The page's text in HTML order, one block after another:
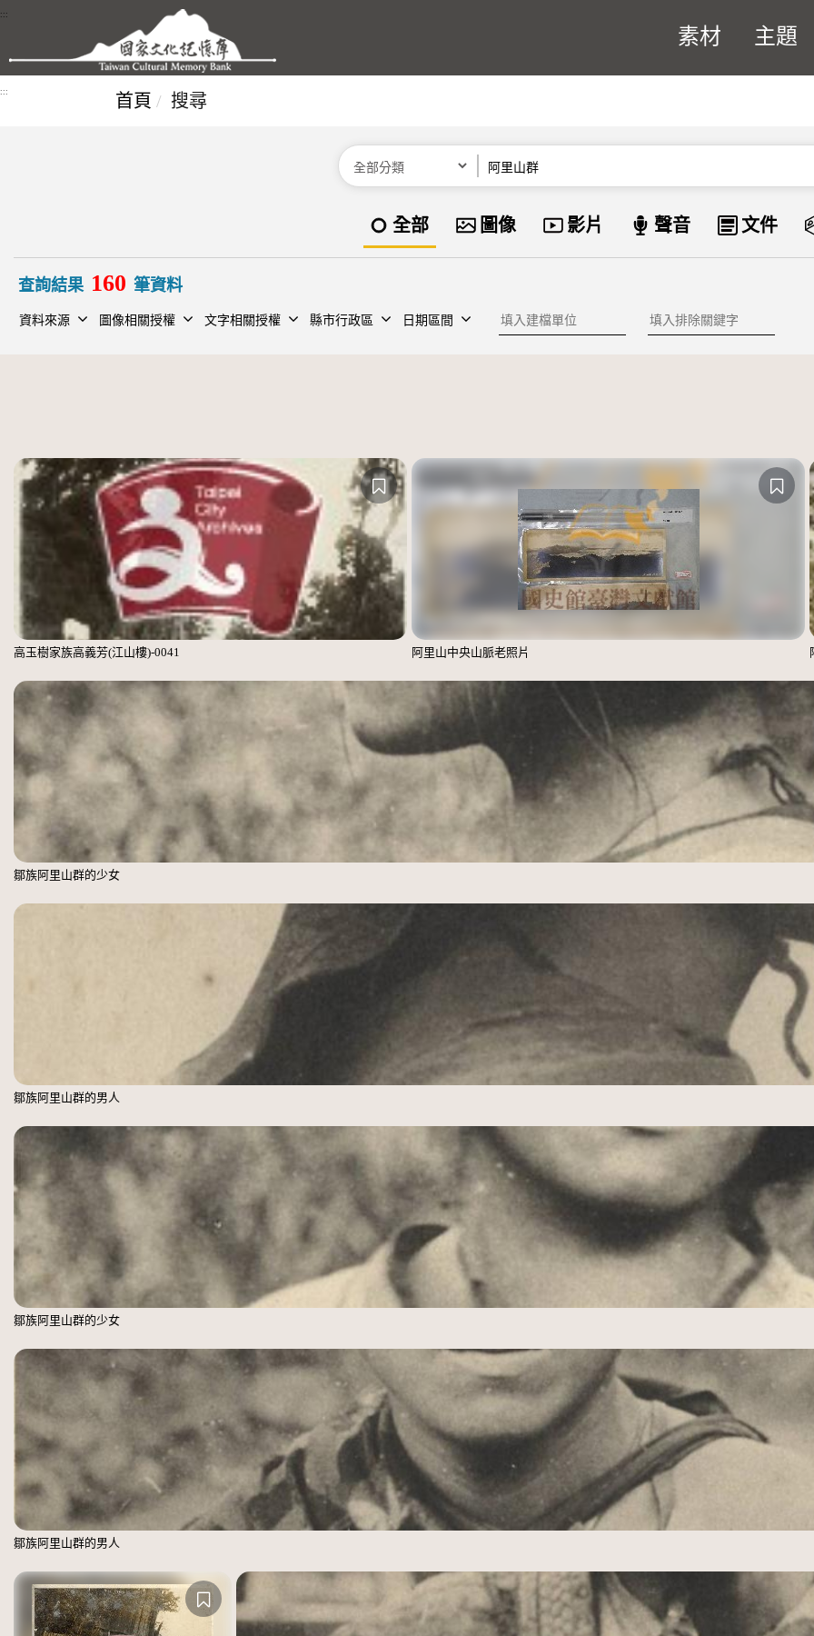
跳到主要內容區塊
:::
素材 主題
::: 首頁 搜尋
分類
資料類型
全部 圖像 影片 聲音 文件
查詢結果 160 筆資料
資料來源 圖像相關授權 文字相關授權 縣市行政區 日期區間 建檔單位 排除關鍵字
高玉樹家族高義芳(江山樓)-0041 阿里山中央山脈老照片
鄒族阿里山群的少女
鄒族阿里山群的男人
鄒族阿里山群的少女
鄒族阿里山群的男人